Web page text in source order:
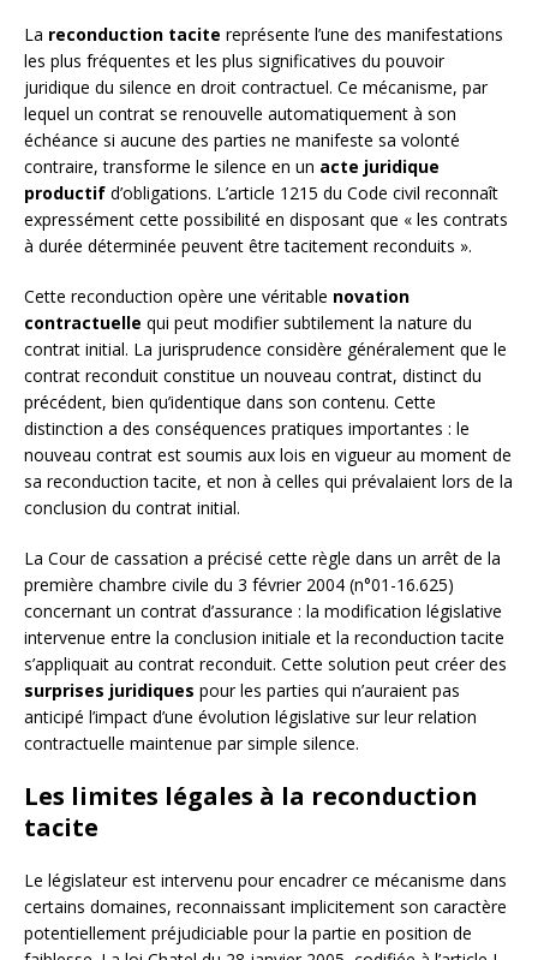
La reconduction tacite représente l’une des manifestations
les plus fréquentes et les plus significatives du pouvoir
juridique du silence en droit contractuel. Ce mécanisme, par
lequel un contrat se renouvelle automatiquement à son
échéance si aucune des parties ne manifeste sa volonté
contraire, transforme le silence en un acte juridique
productif d’obligations. L’article 1215 du Code civil reconnaît
expressément cette possibilité en disposant que « les contrats
à durée déterminée peuvent être tacitement reconduits ».
Cette reconduction opère une véritable novation
contractuelle qui peut modifier subtilement la nature du
contrat initial. La jurisprudence considère généralement que le
contrat reconduit constitue un nouveau contrat, distinct du
précédent, bien qu’identique dans son contenu. Cette
distinction a des conséquences pratiques importantes : le
nouveau contrat est soumis aux lois en vigueur au moment de
sa reconduction tacite, et non à celles qui prévalaient lors de la
conclusion du contrat initial.
La Cour de cassation a précisé cette règle dans un arrêt de la
première chambre civile du 3 février 2004 (n°01-16.625)
concernant un contrat d’assurance : la modification législative
intervenue entre la conclusion initiale et la reconduction tacite
s’appliquait au contrat reconduit. Cette solution peut créer des
surprises juridiques pour les parties qui n’auraient pas
anticipé l’impact d’une évolution législative sur leur relation
contractuelle maintenue par simple silence.
Les limites légales à la reconduction
tacite
Le législateur est intervenu pour encadrer ce mécanisme dans
certains domaines, reconnaissant implicitement son caractère
potentiellement préjudiciable pour la partie en position de